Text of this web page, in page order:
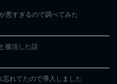
悪すぎるので調べてみた
復活した話
忘れてたので導入しました